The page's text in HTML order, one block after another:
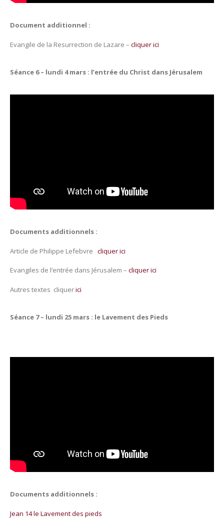
Document additionnel :
Evangile de la Resurrection de Lazare – cliquer ici
Séance 6 – lundi 4 mars : l’entrée du Christ dans Jérusalem
Documents additionnels :
Article de Philippe Lefebvre cliquer ici
Evangiles de l’entrée dans Jérusalem – cliquer ici
Autres textes cliquerici
Séance 7 – lundi 25 mars : le Lavement des Pieds
Documents additionnels :
Jean 14 le Lavement des pieds